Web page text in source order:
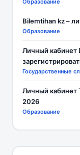
Образование
Bilemtihan kz –
Образование
Личный кабинет
Государственные
Личный кабинет
2026
Образование